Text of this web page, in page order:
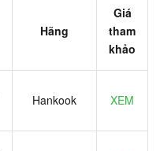
Hãng
Giá
tham
khảo
Hankook XEM